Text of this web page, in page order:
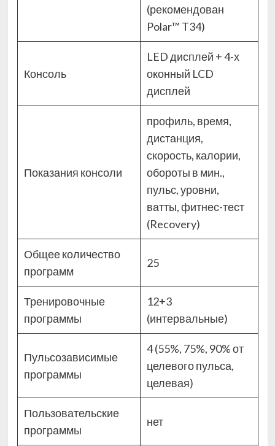
(рекомендован
Polar™ T34)
Консоль
LED дисплей + 4-х
оконный LCD
дисплей
Показания консоли
профиль, время,
дистанция,
скорость, калории,
обороты в мин.,
пульс, уровни,
ватты, фитнес-тест
(Recovery)
Общее количество
программ
25
Тренировочные
программы
12+3
(интервальные)
Пульсозависимые
программы
4 (55%, 75%, 90% от
целевого пульса,
целевая)
Пользовательские
программы
нет